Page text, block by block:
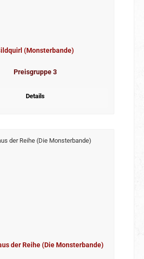
(Monsterbande)
Preisgruppe 3
Details
der Reihe (Die Monsterbande)